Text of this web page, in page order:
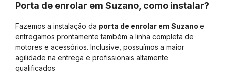
Porta de enrolar em Suzano, como instalar?
Fazemos a instalação da porta de enrolar em Suzano e
entregamos prontamente também a linha completa de
motores e acessórios. Inclusive, possuímos a maior
agilidade na entrega e profissionais altamente
qualificados